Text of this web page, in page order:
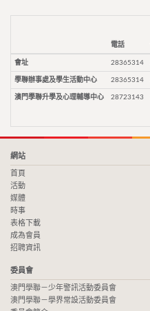
電話
會址 28365314
學聯辦事處及學生活動中心 28365314
澳門學聯升學及心理輔導中心 28723143
網站
首頁
活動
媒體
時事
表格下載
成為會員
招聘資訊
委員會
澳門學聯－少年警訊活動委員會
澳門學聯－學界常設活動委員會